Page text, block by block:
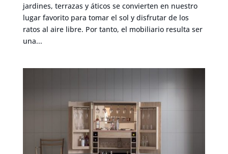
jardines, terrazas y áticos se convierten en nuestro
lugar favorito para tomar el sol y disfrutar de los
ratos al aire libre. Por tanto, el mobiliario resulta ser
una...